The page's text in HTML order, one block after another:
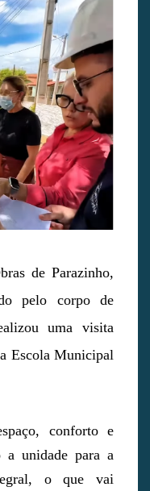
de Parazinho,
pelo corpo de
uma visita
Escola Municipal
conforto e
a unidade para a
o que vai